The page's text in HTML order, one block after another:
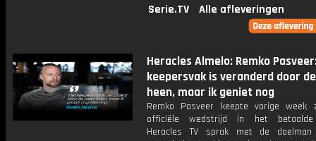
Serie.TV
Alle afleveringen
Heracles Almelo: Remko
keepersvak is veranderd door
heen, maar ik geniet nog
Remko Pasveer keepte vorige week
officiële wedstrijd in het betaalde
Heracles TV sprak met de